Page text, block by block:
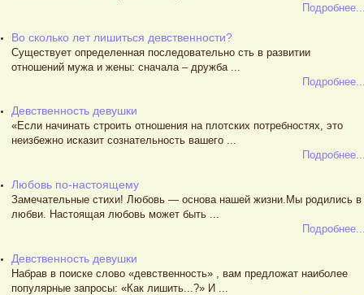
Во сколько лет лишиться девственности?
Существует определенная последовательно сть в развитии
отношений мужа и жены: сначала – дружба ...
Девственность девушки
«Если начинать строить отношения на плотских потребностях, это
неизбежно исказит сознательность вашего ...
Любовь по-настоящему
Замечательные стихи! Любовь — основа нашей жизни.Мы родились в
любви. Настоящая любовь может быть ...
Девственность девушки
Набрав в поиске слово «девственность» , вам предложат наиболее
популярные запросы: «Как лишить...?» И ...